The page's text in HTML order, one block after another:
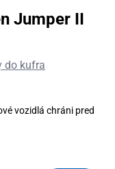
Jumper II
do kufra
vozidlá chráni pred